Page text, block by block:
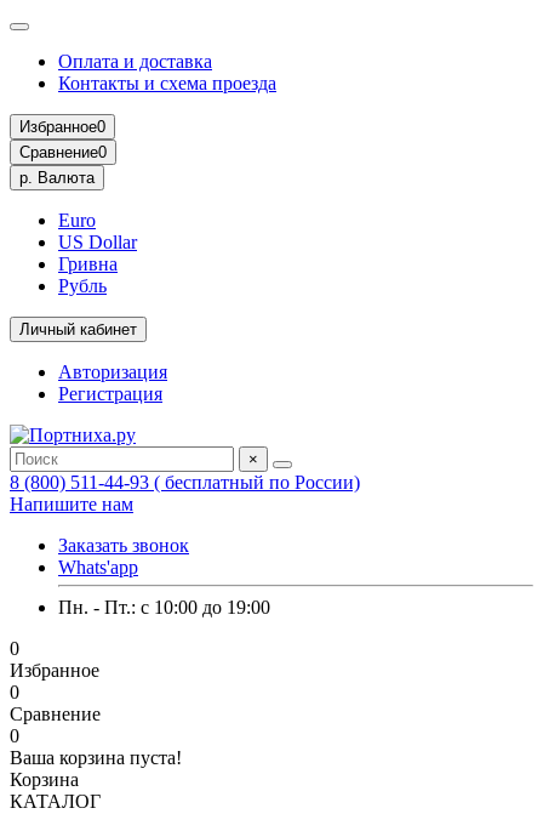
Оплата и доставка
Контакты и схема проезда
Избранное0
Сравнение0
р. Валюта
Euro
US Dollar
Гривна
Рубль
Личный кабинет
Авторизация
Регистрация
×
8 (800) 511-44-93 ( бесплатный по России)
Напишите нам
Заказать звонок
Whats'app
Пн. - Пт.: c 10:00 до 19:00
0
Избранное
0
Сравнение
0
Ваша корзина пуста!
Корзина
КАТАЛОГ